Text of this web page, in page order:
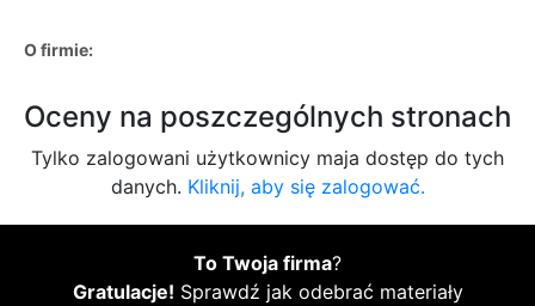
O firmie:
Oceny na poszczególnych stronach
Tylko zalogowani użytkownicy maja dostęp do tych
danych. Kliknij, aby się zalogować.
To Twoja firma?
Gratulacje! Sprawdź jak odebrać materiały